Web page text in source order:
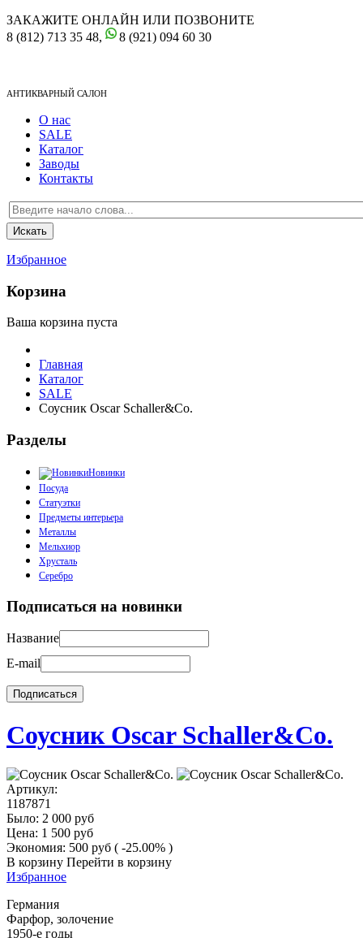
ЗАКАЖИТЕ ОНЛАЙН ИЛИ ПОЗВОНИТЕ
8 (812) 713 35 48,
8 (921) 094 60 30
АНТИКВАРНЫЙ САЛОН
О нас
SALE
Каталог
Заводы
Контакты
Избранное
Корзина
Ваша корзина пуста
Главная
Каталог
SALE
Соусник Oscar Schaller&Co.
Разделы
Новинки
Посуда
Статуэтки
Предметы интерьера
Металлы
Мельхиор
Хрусталь
Серебро
Подписаться на новинки
Название
E-mail
Соусник Oscar Schaller&Co.
Артикул:
1187871
Было: 2 000 руб
Цена: 1 500 руб
Экономия: 500 руб ( -25.00% )
В корзину Перейти в корзину
Избранное
Германия
Фарфор, золочение
1950-е годы